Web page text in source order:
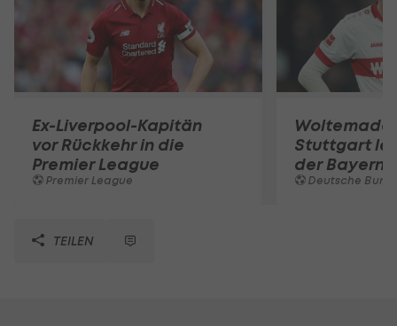
Ex-Liverpool-Kapitän
vor Rückkehr in die
Premier League
Premier League
Stuttgart
der Bayern
Deutsche
TEILEN